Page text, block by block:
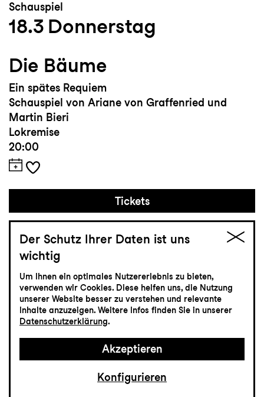
Schauspiel
18.3 Donnerstag
Die Bäume
Ein spätes Requiem
Schauspiel von Ariane von Graffenried und
Martin Bieri
Lokremise
20:00
Tickets
Schauspiel
2.4Freitag
Die Bäume
Ein spätes Requiem
Der Schutz Ihrer Daten ist uns
wichtig
Um Ihnen ein optimales Nutzererlebnis zu bieten,
verwenden wir Cookies. Diese helfen uns, die Nutzung
unserer Website besser zu verstehen und relevante
Inhalte anzuzeigen. Weitere Infos finden Sie in unserer
Datenschutzerklärung.
Akzeptieren
Konfigurieren